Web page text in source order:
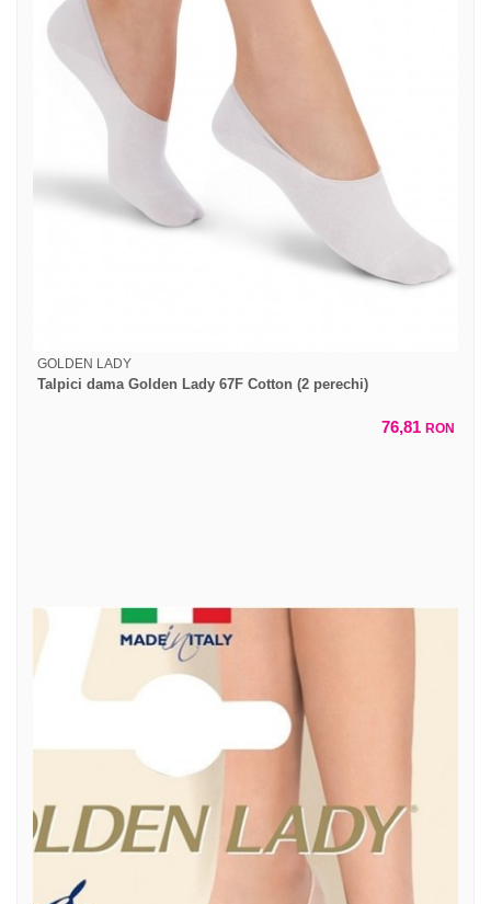
GOLDEN LADY
Talpici dama Golden Lady 67F Cotton (2 perechi)
76,81 RON